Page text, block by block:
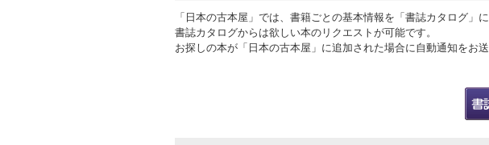
「日本の古本屋」では、書籍ごとの基本情報を「書誌カタログ」
書誌カタログからは欲しい本のリクエストが可能です。
お探しの本が「日本の古本屋」に追加された場合に自動通知をお